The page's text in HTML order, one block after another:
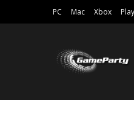
PC Mac Xbox